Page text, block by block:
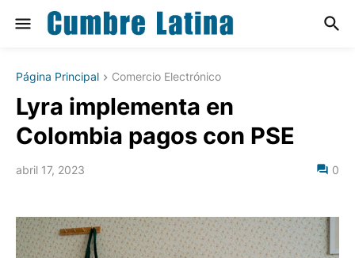
Página Principal Comercio Electrónico
Lyra implementa en
Colombia pagos con PSE
abril 17, 2023 0